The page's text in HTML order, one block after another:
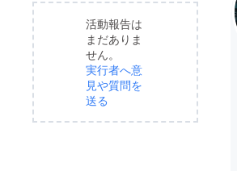
活動報告は
まだありま
せん。
実行者へ意
見や質問を
送る